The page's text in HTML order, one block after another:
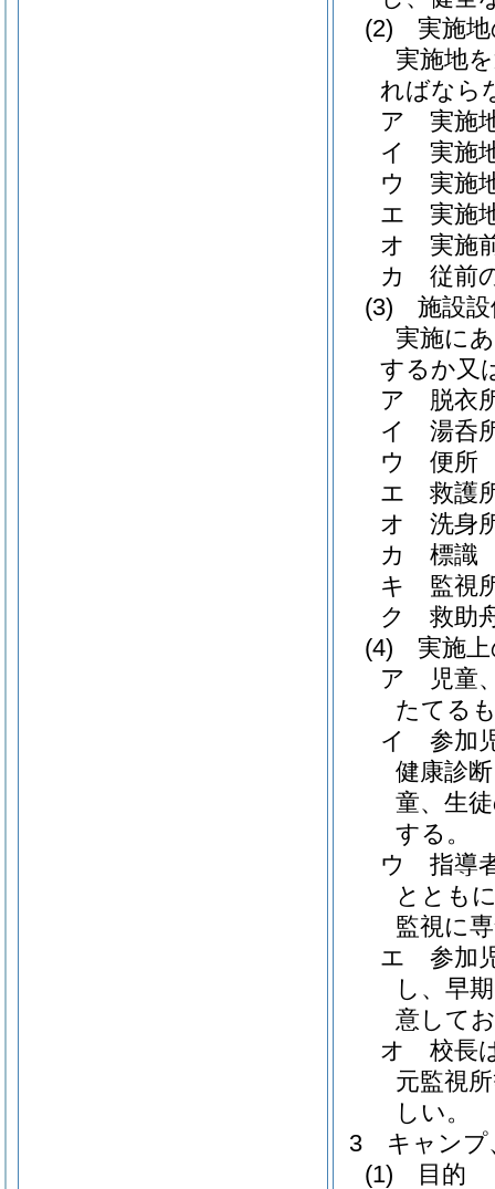
(2) 実施地
実施地
ればなら
ア 実施
イ 実施
ウ 実施
エ 実施
オ 実施
カ 従前
(3) 施設設
実施に
するか又
ア 脱衣
イ 湯呑
ウ 便所
エ 救護
オ 洗身
カ 標識
キ 監視
ク 救助
(4) 実施上
ア 児童
たてる
イ 参加
健康診
童、生
する。
ウ 指導
ととも
監視に
エ 参加
し、早
意して
オ 校長
元監視
しい。
3 キャンプ
(1) 目的